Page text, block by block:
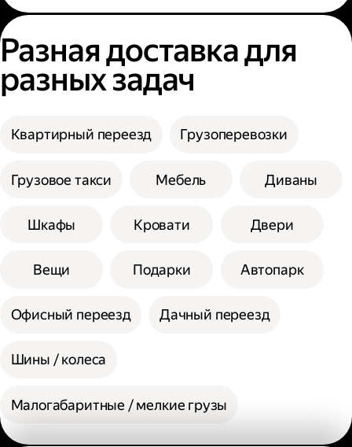
Разная доставка для
разных задач
Квартирный переезд Грузоперевозки
Грузовое такси Мебель Диваны
Шкафы Кровати Двери
Вещи Подарки Автопарк
Офисный переезд Дачный переезд
Шины / колеса
Малогабаритные / мелкие грузы